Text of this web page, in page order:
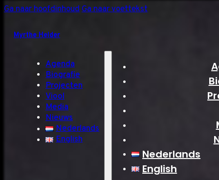
Ga naar hoofdinhoudGa naar voettekst
Myrthe Helder
Agenda
Biografie
Projecten
Viool
Media
Nieuws
Nederlands
English
Nederlands
English